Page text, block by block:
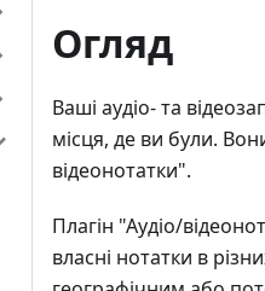
Огляд
Ваші аудіо- та
місця, де ви були.
відеонотатки".
Плагін "Аудіо/
власні нотатки в